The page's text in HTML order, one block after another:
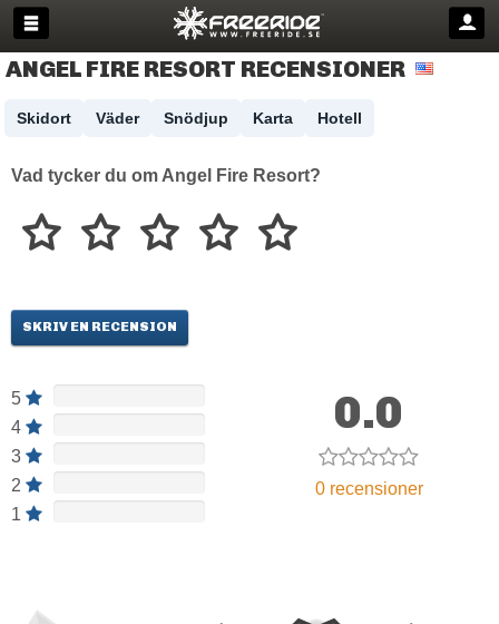
ANGEL FIRE RESORT RECENSIONER
Skidort Väder Snödjup Karta Hotell
Vad tycker du om Angel Fire Resort?
SKRIV EN RECENSION
5
4
3
2
1
0.0
0 recensioner